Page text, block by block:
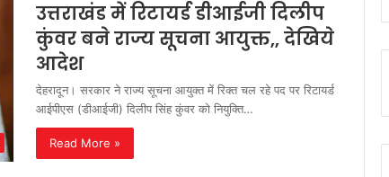
उत्तराखंड में रिटायर्ड डीआईजी दिलीप
कुंवर बने राज्य सूचना आयुक्त,, देखिये
आदेश
देहरादून। सरकार ने राज्य सूचना आयुक्त में रिक्त चल रहे पद पर रिटायर्ड
आईपीएस (डीआईजी) दिलीप सिंह कुंवर को नियुक्ति…
Read More »